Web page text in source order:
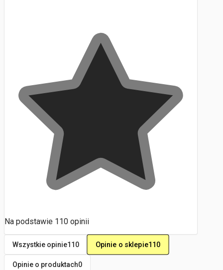
Na podstawie 110 opinii
Wszystkie opinie110 Opinie o sklepie110
Opinie o produktach0